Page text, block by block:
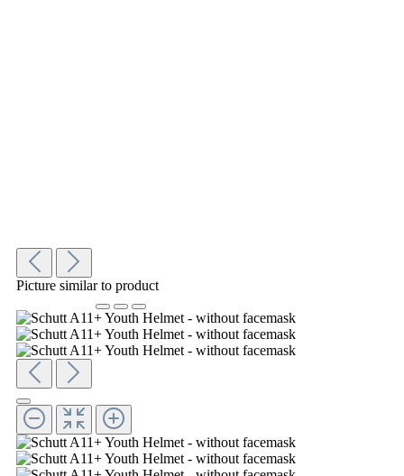
Picture similar to product